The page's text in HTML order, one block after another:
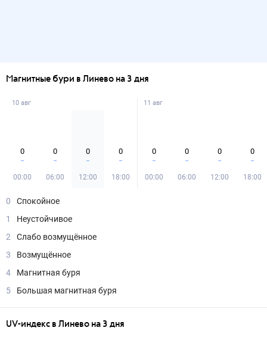
Магнитные бури в Линево на 3 дня
10 авг
0
00:00
0
06:00
0
12:00
0
18:00
11 авг
0
00:00
0
06:00
0
12:00
0
18:00
0
Спокойное
1
Неустойчивое
2
Слабо возмущённое
3
Возмущённое
4
Магнитная буря
5
Большая магнитная буря
UV-индекс в Линево на 3 дня